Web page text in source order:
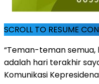
SCROLL TO RESUME
“Teman-teman semua,
adalah hari terakhir
Komunikasi